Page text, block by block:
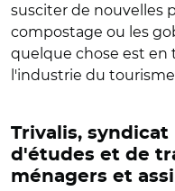
susciter de nouvelles
compostage ou les
quelque chose est en
l'industrie du
Trivalis,
d'études et de
ménagers et